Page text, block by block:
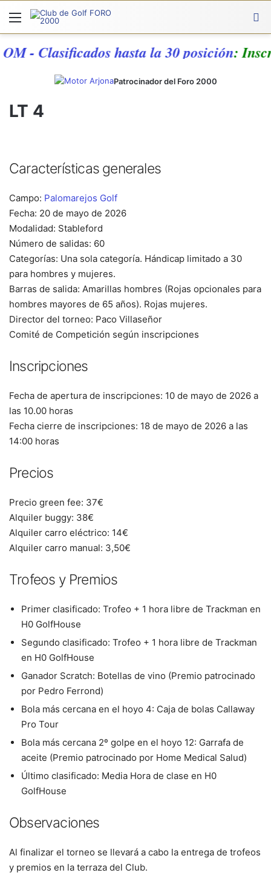
Menú
- Clasificados hasta la 30 posición:
Patrocinador del Foro 2000
LT 4
Características generales
Campo: Palomarejos Golf
Fecha: 20 de mayo de 2026
Modalidad: Stableford
Número de salidas: 60
Categorías: Una sola categoría. Hándicap limitado a 30
para hombres y mujeres.
Barras de salida: Amarillas hombres (Rojas opcionales para
hombres mayores de 65 años). Rojas mujeres.
Director del torneo: Paco Villaseñor
Comité de Competición según inscripciones
Inscripciones
Fecha de apertura de inscripciones: 10 de mayo de 2026 a
las 10.00 horas
Fecha cierre de inscripciones: 18 de mayo de 2026 a las
14:00 horas
Precios
Precio green fee: 37€
Alquiler buggy: 38€
Alquiler carro eléctrico: 14€
Alquiler carro manual: 3,50€
Trofeos y Premios
Primer clasificado: Trofeo + 1 hora libre de Trackman en
H0 GolfHouse
Segundo clasificado: Trofeo + 1 hora libre de Trackman
en H0 GolfHouse
Ganador Scratch: Botellas de vino (Premio patrocinado
por Pedro Ferrond)
Bola más cercana en el hoyo 4: Caja de bolas Callaway
Pro Tour
Bola más cercana 2º golpe en el hoyo 12: Garrafa de
aceite (Premio patrocinado por Home Medical Salud)
Último clasificado: Media Hora de clase en H0
GolfHouse
Observaciones
Al finalizar el torneo se llevará a cabo la entrega de trofeos
y premios en la terraza del Club.